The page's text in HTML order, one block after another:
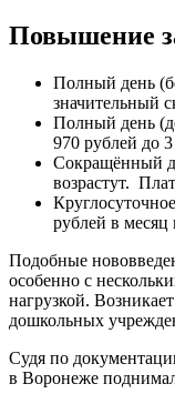
Повышение
Полный день
значительный
Полный день
970 рублей до
Сокращённый
возрастут.
рублей в месяц
Подобные
особенно с
нагрузкой.
дошкольных
Судя по
в Воронеже